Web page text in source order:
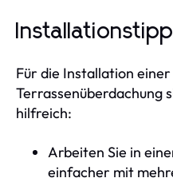
Für die Installation
Terrassenüberdachung
hilfreich:
Arbeiten Sie in
einfacher mit